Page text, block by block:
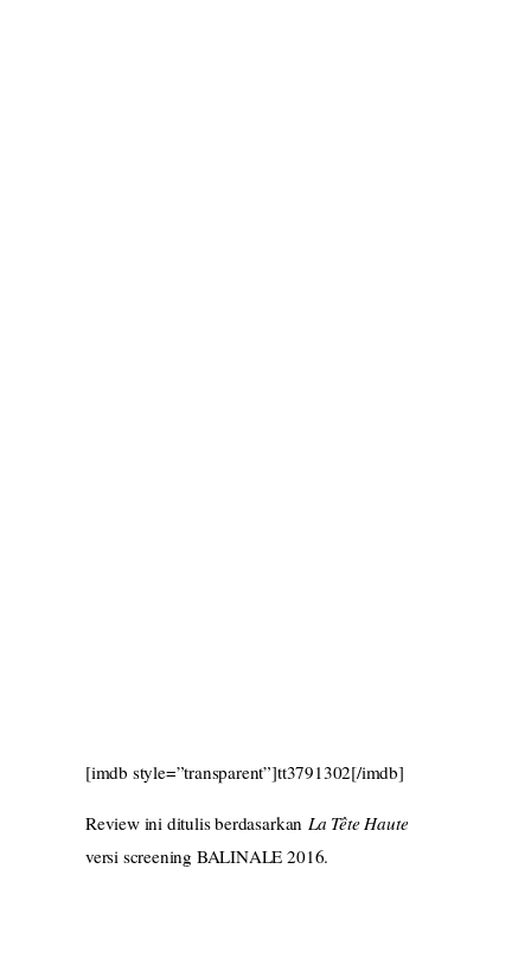
[imdb style=”transparent”]tt3791302[/imdb]
Review ini ditulis berdasarkan La Tête Haute
versi screening BALINALE 2016.